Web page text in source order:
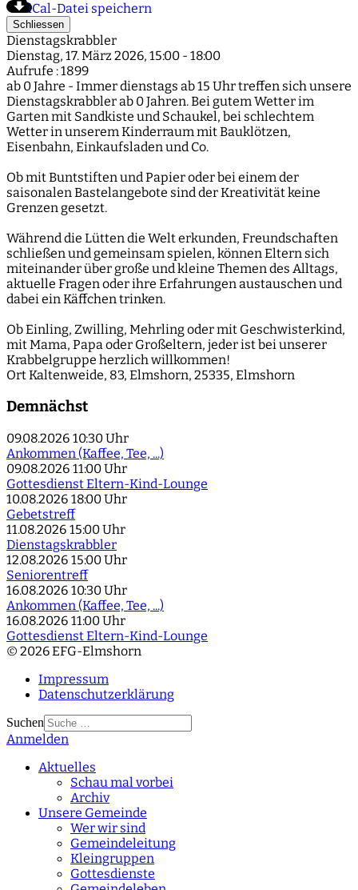
iCal-Datei speichern
Schliessen
Dienstagskrabbler
Dienstag, 17. März 2026, 15:00 - 18:00
Aufrufe : 1899
ab 0 Jahre - Immer dienstags ab 15 Uhr treffen sich unsere
Dienstagskrabbler ab 0 Jahren. Bei gutem Wetter im
Garten mit Sandkiste und Schaukel, bei schlechtem
Wetter in unserem Kinderraum mit Bauklötzen,
Eisenbahn, Einkaufsladen und Co.
Ob mit Buntstiften und Papier oder bei einem der
saisonalen Bastelangebote sind der Kreativität keine
Grenzen gesetzt.
Während die Lütten die Welt erkunden, Freundschaften
schließen und gemeinsam spielen, können Eltern sich
miteinander über große und kleine Themen des Alltags,
aktuelle Fragen oder ihre Erfahrungen austauschen und
dabei ein Käffchen trinken.
Ob Einling, Zwilling, Mehrling oder mit Geschwisterkind,
mit Mama, Papa oder Großeltern, jeder ist bei unserer
Krabbelgruppe herzlich willkommen!
OrtKaltenweide, 83, Elmshorn, 25335, Elmshorn
Demnächst
09.08.2026 10:30 Uhr
Ankommen (Kaffee, Tee, ...)
09.08.2026 11:00 Uhr
Gottesdienst Eltern-Kind-Lounge
10.08.2026 18:00 Uhr
Gebetstreff
11.08.2026 15:00 Uhr
Dienstagskrabbler
12.08.2026 15:00 Uhr
Seniorentreff
16.08.2026 10:30 Uhr
Ankommen (Kaffee, Tee, ...)
16.08.2026 11:00 Uhr
Gottesdienst Eltern-Kind-Lounge
© 2026 EFG-Elmshorn
Impressum
Datenschutzerklärung
Suchen
Type 2 or more
Anmelden
Aktuelles
Schau mal vorbei
Archiv
Unsere Gemeinde
Wer wir sind
Gemeindeleitung
Kleingruppen
Gottesdienste